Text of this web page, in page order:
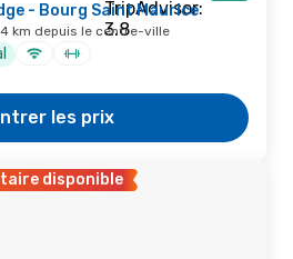
- Bourg Saint Maurice
km depuis le centre-ville
les prix
disponible